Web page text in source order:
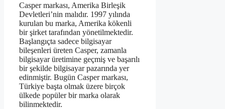
Casper markası, Amerika Birleşik
Devletleri’nin malıdır. 1997 yılında
kurulan bu marka, Amerika kökenli
bir şirket tarafından yönetilmektedir.
Başlangıçta sadece bilgisayar
bileşenleri üreten Casper, zamanla
bilgisayar üretimine geçmiş ve başarılı
bir şekilde bilgisayar pazarında yer
edinmiştir. Bugün Casper markası,
Türkiye başta olmak üzere birçok
ülkede popüler bir marka olarak
bilinmektedir.